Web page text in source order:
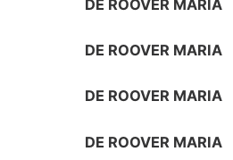
DE ROOVER MARIA
DE ROOVER MARIA
DE ROOVER MARIA
DE ROOVER MARIA